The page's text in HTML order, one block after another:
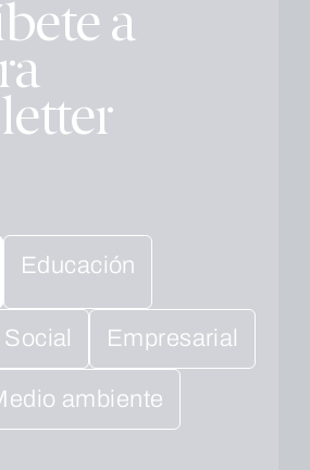
a
Educación
Social Empresarial
ambiente